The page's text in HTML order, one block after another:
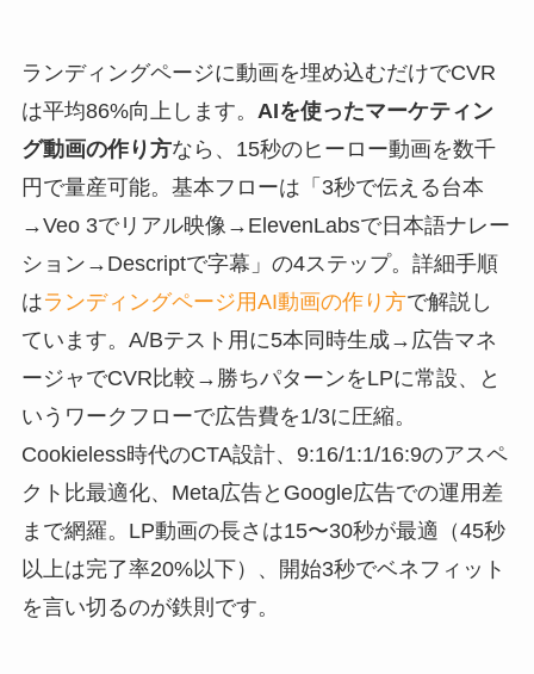
ランディングページに動画を埋め込むだけでCVR
は平均86%向上します。 AIを使ったマーケティン
グ動画の作り方なら、15秒のヒーロー動画を数千
円で量産可能。基本フローは「3秒で伝える台本
→Veo 3でリアル映像→ElevenLabsで日本語ナレー
ション→Descriptで字幕」の4ステップ。詳細手順
はランディングページ用AI動画の作り方で解説し
ています。A/Bテスト用に5本同時生成→広告マネ
ージャでCVR比較→勝ちパターンをLPに常設、と
いうワークフローで広告費を1/3に圧縮。
Cookieless時代のCTA設計、9:16/1:1/16:9のアスペ
クト比最適化、Meta広告とGoogle広告での運用差
まで網羅。LP動画の長さは15〜30秒が最適（45秒
以上は完了率20%以下）、開始3秒でベネフィット
を言い切るのが鉄則です。